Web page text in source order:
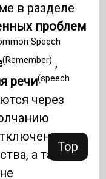
Top
в разделе
проблем
Speech
(Remember) ,
речи(speech
через
а также